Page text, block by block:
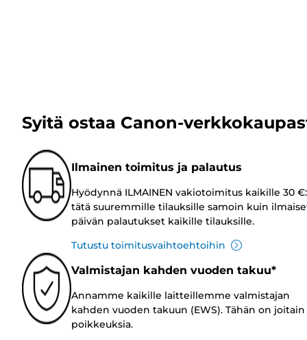
Syitä ostaa Canon-
Ilmainen toimitus ja palautus
Hyödynnä ILMAINEN vakiotoimitus kaikille 30
tätä suuremmille tilauksille samoin kuin
päivän palautukset kaikille tilauksille.
Tutustu toimitusvaihtoehtoihin
Valmistajan kahden vuoden takuu*
Annamme kaikille laitteillemme valmistajan
kahden vuoden takuun (EWS). Tähän on joitain
poikkeuksia.